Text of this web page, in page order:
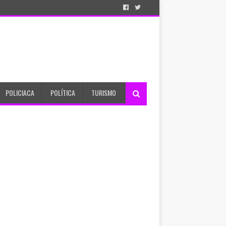
POLICIACA POLÍTICA TURISMO